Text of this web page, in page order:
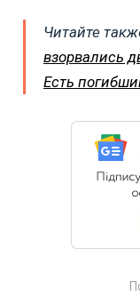
Читайте
взорвались
Есть